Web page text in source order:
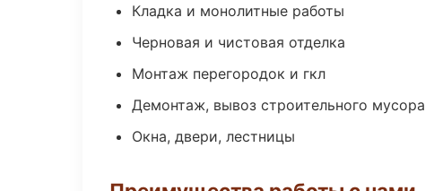
Кладка и монолитные работы
Черновая и чистовая отделка
Монтаж перегородок и гкл
Демонтаж, вывоз строительного мусора
Окна, двери, лестницы